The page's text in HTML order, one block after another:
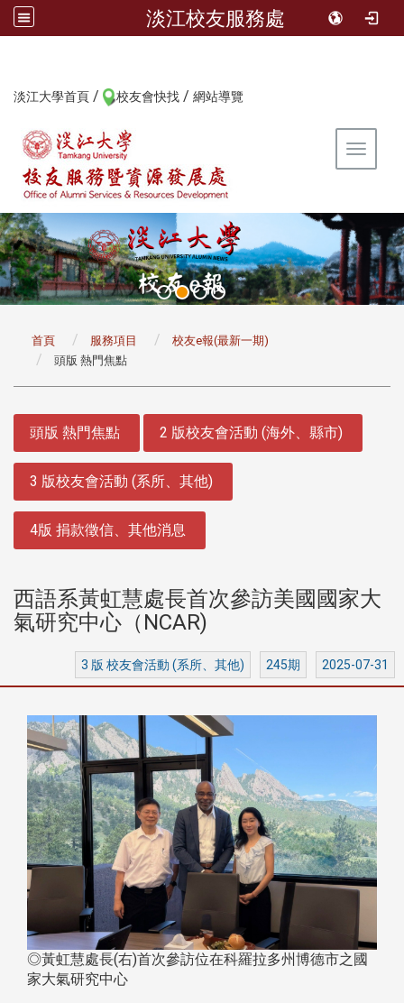
淡江校友服務處
淡江大學首頁 / 校友會快找 / 網站導覽
Toggle
首頁 服務項目
校友e報(最新一期)
頭版 熱門焦點
頭版 熱門焦點 2 版校友會活動 (海外、縣市)
3 版校友會活動 (系所、其他)
4版 捐款徵信、其他消息
西語系黃虹慧處長首次參訪美國國家大
氣研究中心（NCAR)
3 版 校友會活動 (系所、其他) 245期 2025-07-31
◎黃虹慧處長(右)首次參訪位在科羅拉多州博德市之國
家大氣研究中心